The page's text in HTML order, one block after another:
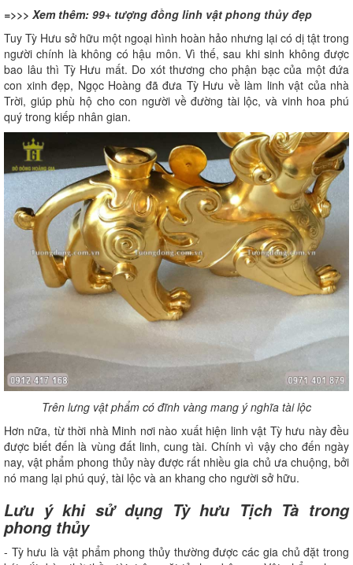
=>>> Xem thêm: 99+ tượng đồng linh vật phong thủy đẹp
Tuy Tỳ Hưu sở hữu một ngoại hình hoàn hảo nhưng lại có dị tật trong
người chính là không có hậu môn. Vì thế, sau khi sinh không được
bao lâu thì Tỳ Hưu mất. Do xót thương cho phận bạc của một đứa
con xinh đẹp, Ngọc Hoàng đã đưa Tỳ Hưu về làm linh vật của nhà
Trời, giúp phù hộ cho con người về đường tài lộc, và vinh hoa phú
quý trong kiếp nhân gian.
Trên lưng vật phẩm có đĩnh vàng mang ý nghĩa tài lộc
Hơn nữa, từ thời nhà Minh nơi nào xuất hiện linh vật Tỳ hưu này đều
được biết đến là vùng đất linh, cung tài. Chính vì vậy cho đến ngày
nay, vật phẩm phong thủy này được rất nhiều gia chủ ưa chuộng, bởi
nó mang lại phú quý, tài lộc và an khang cho người sở hữu.
Lưu ý khi sử dụng Tỳ hưu Tịch Tà trong
phong thủy
- Tỳ hưu là vật phẩm phong thủy thường được các gia chủ đặt trong